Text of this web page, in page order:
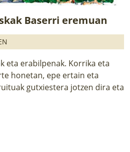
Baserri eremuan
eta erabilpenak. Korrika eta
honetan, epe ertain eta
gutxiestera jotzen dira eta